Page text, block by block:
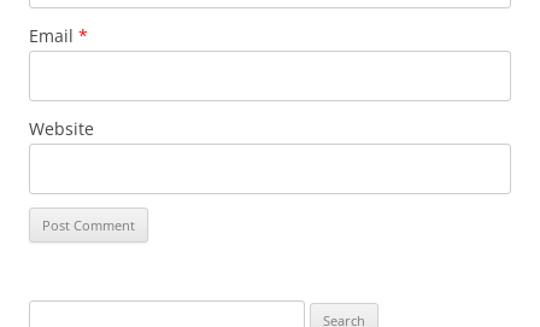
Email *
Website